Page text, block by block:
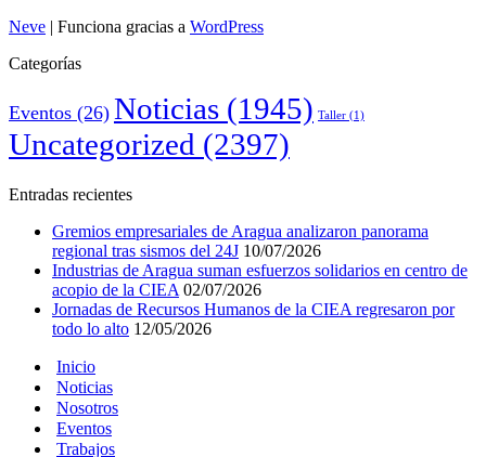
Neve | Funciona gracias a WordPress
Categorías
Eventos (26) Noticias (1945) Taller (1)
Uncategorized (2397)
Entradas recientes
Gremios empresariales de Aragua analizaron panorama
regional tras sismos del 24J 10/07/2026
Industrias de Aragua suman esfuerzos solidarios en centro de
acopio de la CIEA 02/07/2026
Jornadas de Recursos Humanos de la CIEA regresaron por
todo lo alto 12/05/2026
Inicio
Noticias
Nosotros
Eventos
Trabajos